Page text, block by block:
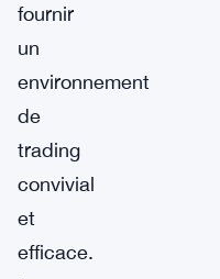
fournir
un
environnement
de
trading
convivial
et
efficace.